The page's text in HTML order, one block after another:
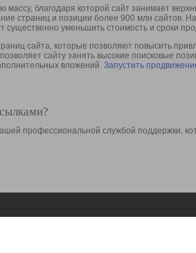
благодаря которой сайт занимает
страниц и позиции более 900 млн сайтов.
уменьшить стоимость и сроки
сайта, которые позволяют повысить
сайту занять высокие поисковые
вложений. Запустить
профессиональной службой поддержки,